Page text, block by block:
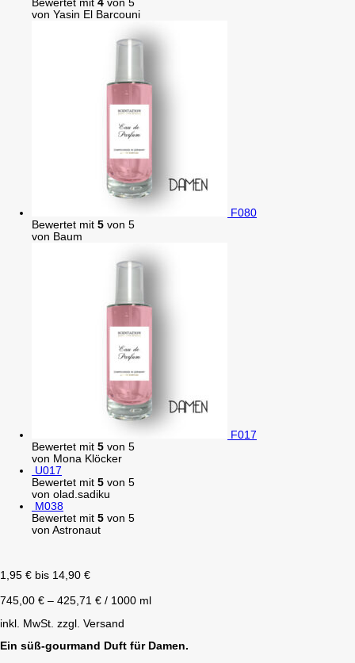
Bewertet mit 4 von 5
von Yasin El Barcouni
F080
Bewertet mit 5 von 5
von Baum
F017
Bewertet mit 5 von 5
von Mona Klöcker
U017
Bewertet mit 5 von 5
von olad.sadiku
M038
Bewertet mit 5 von 5
von Astronaut
1,95 € bis 14,90 €
745,00 € – 425,71 € / 1000 ml
inkl. MwSt. zzgl. Versand
Ein süß-gourmand Duft für Damen.